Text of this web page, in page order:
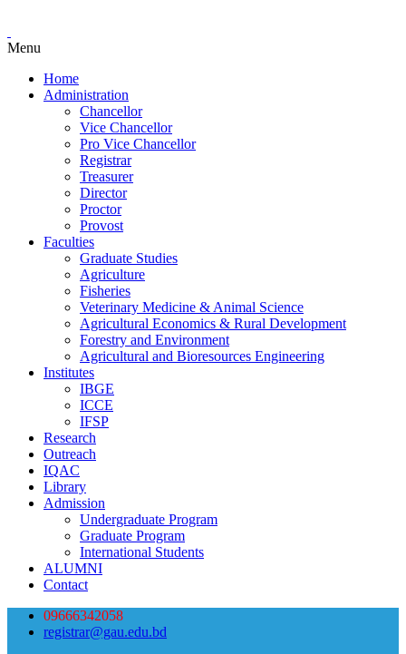
Menu
Home
Administration
Chancellor
Vice Chancellor
Pro Vice Chancellor
Registrar
Treasurer
Director
Proctor
Provost
Faculties
Graduate Studies
Agriculture
Fisheries
Veterinary Medicine & Animal Science
Agricultural Economics & Rural Development
Forestry and Environment
Agricultural and Bioresources Engineering
Institutes
IBGE
ICCE
IFSP
Research
Outreach
IQAC
Library
Admission
Undergraduate Program
Graduate Program
International Students
ALUMNI
Contact
09666342058
registrar@gau.edu.bd